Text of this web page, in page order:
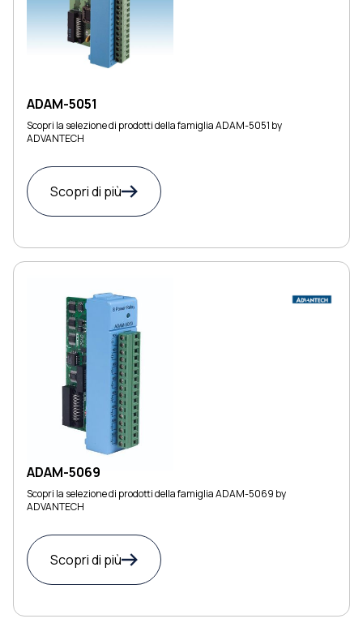
ADAM-5051
Scopri la selezione di prodotti della famiglia ADAM-5051 by
ADVANTECH
Scopri di più
ADAM-5069
Scopri la selezione di prodotti della famiglia ADAM-5069 by
ADVANTECH
Scopri di più